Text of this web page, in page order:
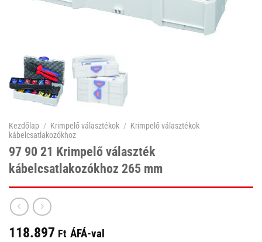
Kezdőlap / Krimpelő választékok / Krimpelő választékok
kábelcsatlakozókhoz
97 90 21 Krimpelő választék
kábelcsatlakozókhoz 265 mm
118.897 Ft ÁFÁ-val